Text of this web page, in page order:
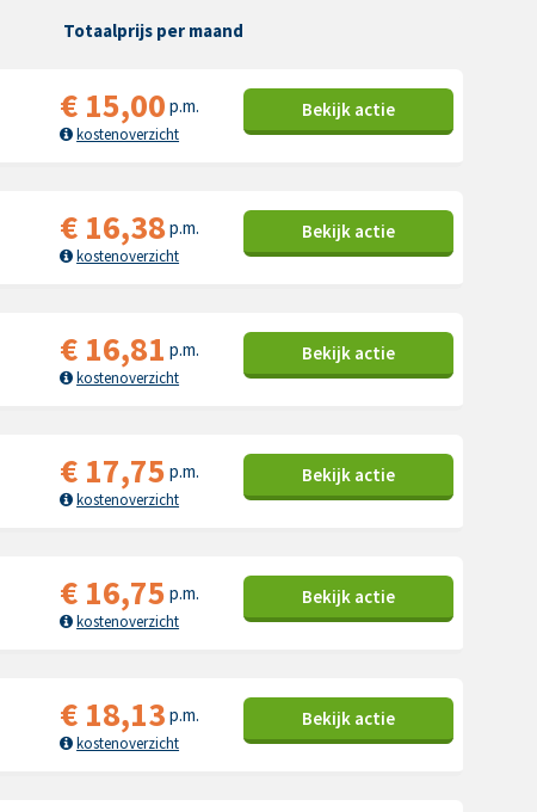
Totaalprijs per maand
€ 15,00 p.m.
kostenoverzicht
Bekijk actie
€ 16,38p.m.
kostenoverzicht
Bekijk actie
€ 16,81 p.m.
kostenoverzicht
Bekijk actie
€ 17,75 p.m.
kostenoverzicht
Bekijk actie
€ 16,75 p.m.
kostenoverzicht
Bekijk actie
€ 18,13 p.m.
kostenoverzicht
Bekijk actie